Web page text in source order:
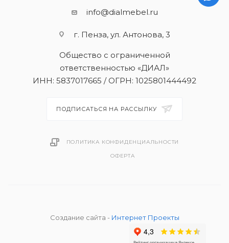
info@dialmebel.ru
г. Пенза, ул. Антонова, 3
Общество с ограниченной
ответственностью «ДИАЛ»
ИНН: 5837017665 / ОГРН: 1025801444492
ПОДПИСАТЬСЯ НА РАССЫЛКУ
ПОЛИТИКА КОНФИДЕНЦИАЛЬНОСТИ
ОФЕРТА
Создание сайта - Интернет Проекты